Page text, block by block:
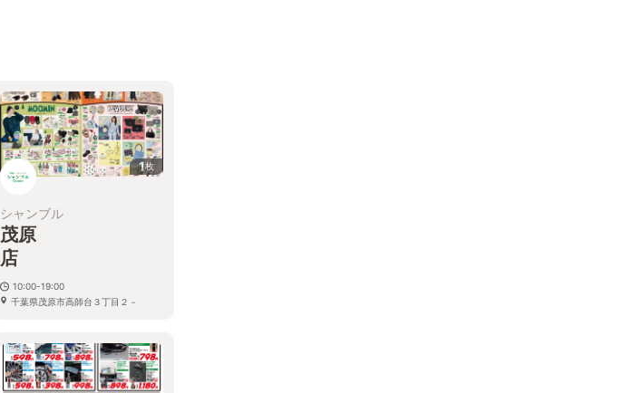
1枚
シャンブル
茂原
店
10:00-19:00
千葉県茂原市高師台３丁目２－